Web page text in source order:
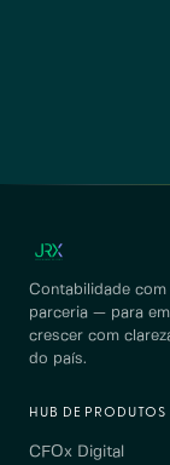
Contabilidade
parceria — para
crescer com
do país.
HUB DE PRODUTOS
CFOx Digital